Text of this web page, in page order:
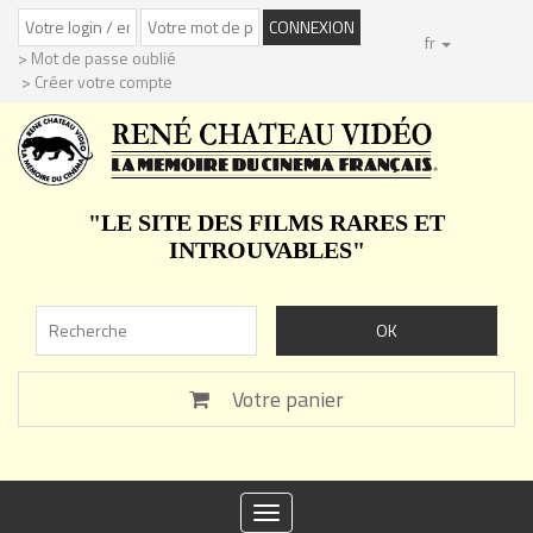
> Mot de passe oublié
> Créer votre compte
fr
"LE SITE DES FILMS RARES ET
INTROUVABLES"
Votre panier
Toggle